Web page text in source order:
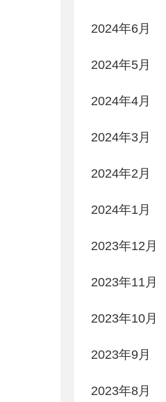
2024年6月
2024年5月
2024年4月
2024年3月
2024年2月
2024年1月
2023年12月
2023年11月
2023年10月
2023年9月
2023年8月